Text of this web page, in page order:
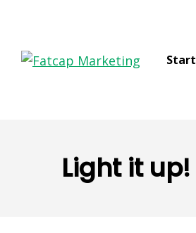
Start
Light it up!